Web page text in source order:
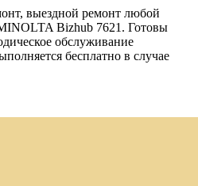
выездной ремонт любой
Bizhub 7621. Готовы
обслуживание
бесплатно в случае